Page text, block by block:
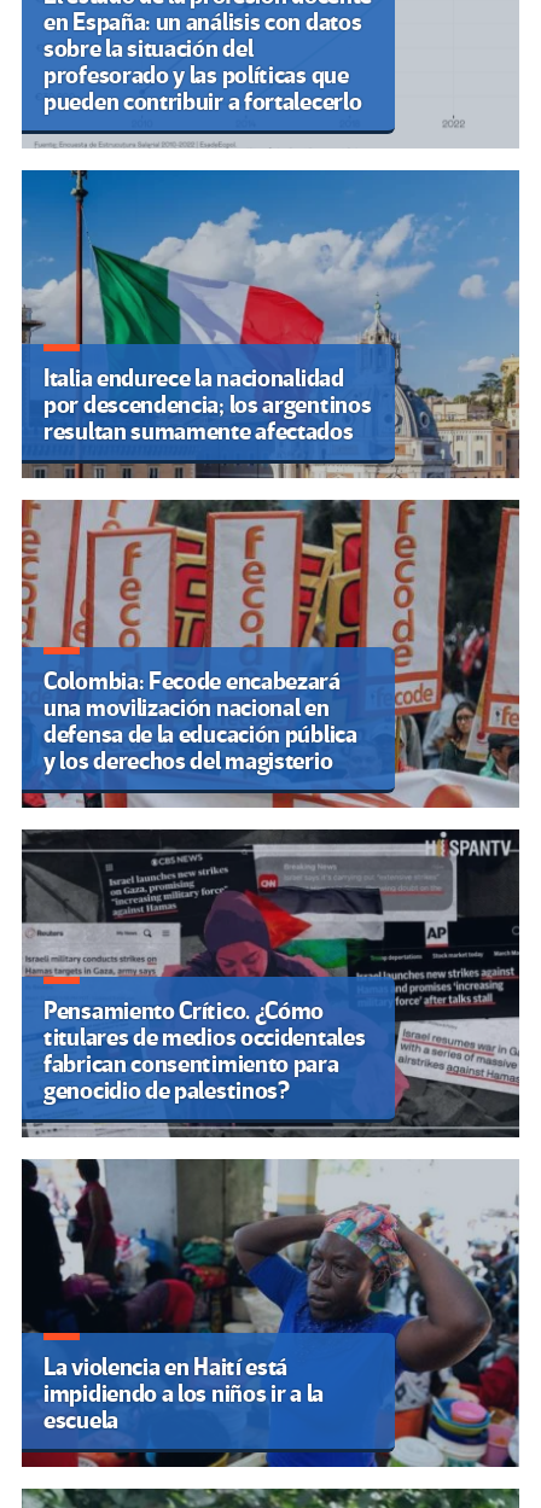
en España: un análisis con datos
sobre la situación del
profesorado y las políticas que
pueden contribuir a fortalecerlo
Italia endurece la nacionalidad
por descendencia; los argentinos
resultan sumamente afectados
Colombia: Fecode encabezará
una movilización nacional en
defensa de la educación pública
y los derechos del magisterio
Pensamiento Crítico. ¿Cómo
titulares de medios occidentales
fabrican consentimiento para
genocidio de palestinos?
La violencia en Haití está
impidiendo a los niños ir a la
escuela